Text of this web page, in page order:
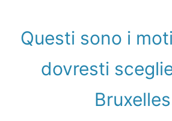
Questi sono i
dovresti